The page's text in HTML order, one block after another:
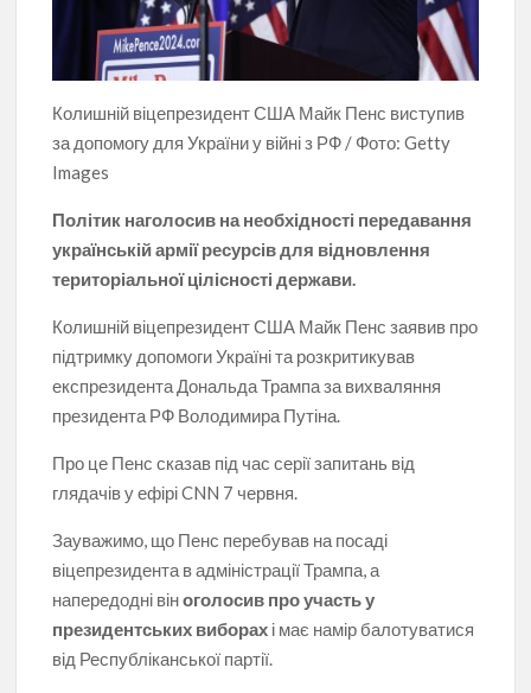
Колишній віцепрезидент США Майк Пенс виступив
за допомогу для України у війні з РФ / Фото: Getty
Images
Політик наголосив на необхідності передавання
українській армії ресурсів для відновлення
територіальної цілісності держави.
Колишній віцепрезидент США Майк Пенс заявив про
підтримку допомоги Україні та розкритикував
експрезидента Дональда Трампа за вихваляння
президента РФ Володимира Путіна.
Про це Пенс сказав під час серії запитань від
глядачів у ефірі CNN 7 червня.
Зауважимо, що Пенс перебував на посаді
віцепрезидента в адміністрації Трампа, а
напередодні віноголосив про участь у
президентських виборах і має намір балотуватися
від Республіканської партії.